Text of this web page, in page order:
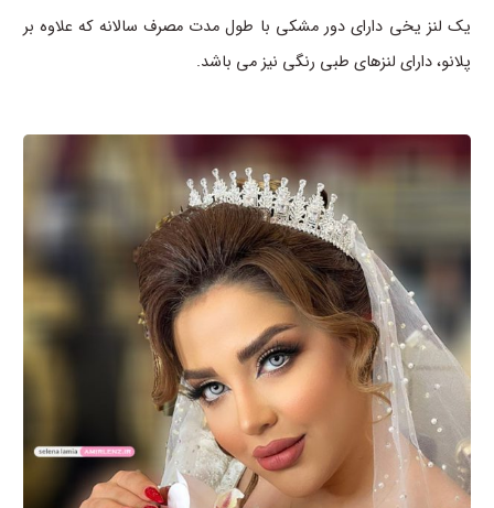
یک لنز یخی دارای دور مشکی با طول مدت مصرف سالانه که علاوه بر
پلانو، دارای لنزهای طبی رنگی نیز می باشد.